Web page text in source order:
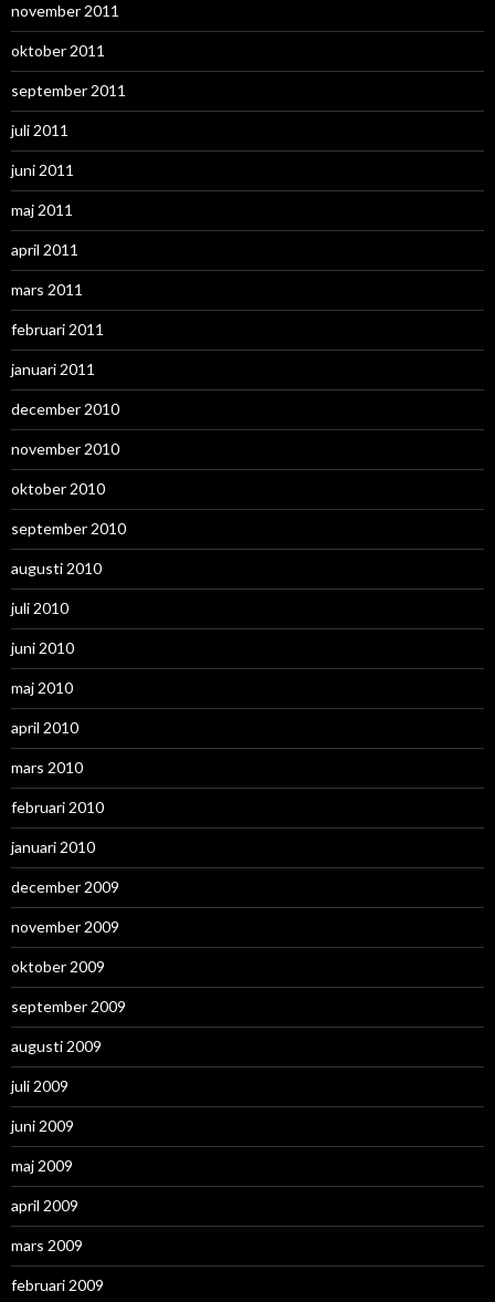
november 2011
oktober 2011
september 2011
juli 2011
juni 2011
maj 2011
april 2011
mars 2011
februari 2011
januari 2011
december 2010
november 2010
oktober 2010
september 2010
augusti 2010
juli 2010
juni 2010
maj 2010
april 2010
mars 2010
februari 2010
januari 2010
december 2009
november 2009
oktober 2009
september 2009
augusti 2009
juli 2009
juni 2009
maj 2009
april 2009
mars 2009
februari 2009